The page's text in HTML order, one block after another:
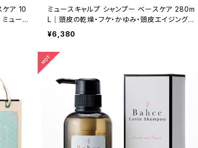
ケア 10
ュース
｜頭
ミュースキャルプ シャンプー ベースケア 280m
L｜頭皮の乾燥・フケ・かゆみ・頭皮エイジングの
方に 正規品
¥6,380